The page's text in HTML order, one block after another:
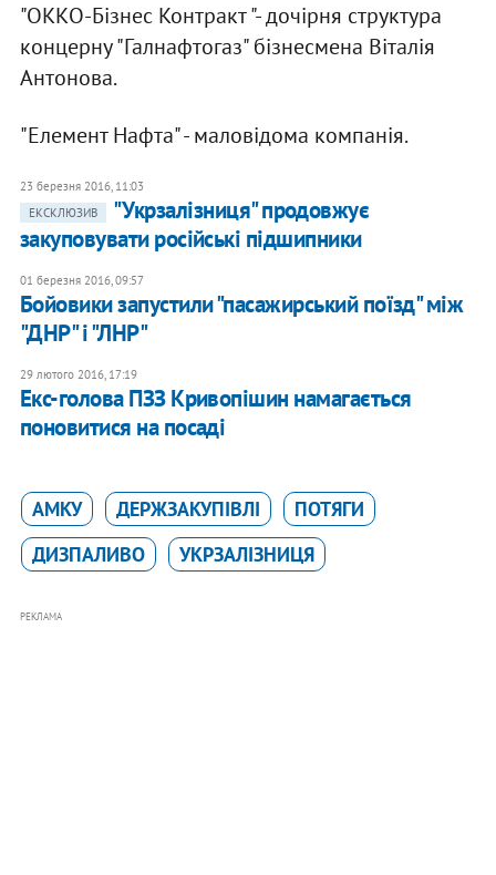
"ОККО-Бізнес Контракт "- дочірня структура
концерну "Галнафтогаз" бізнесмена Віталія
Антонова.
"Елемент Нафта" - маловідома компанія.
23 березня 2016, 11:03
ЕКСКЛЮЗИВ
"Укрзалізниця" продовжує
закуповувати російські підшипники
01 березня 2016, 09:57
Бойовики запустили "пасажирський поїзд" між
"ДНР" і "ЛНР"
29 лютого 2016, 17:19
Екс-голова ПЗЗ Кривопішин намагається
поновитися на посаді
АМКУ ДЕРЖЗАКУПІВЛІ
ПОТЯГИ
ДИЗПАЛИВО
УКРЗАЛІЗНИЦЯ
РЕКЛАМА